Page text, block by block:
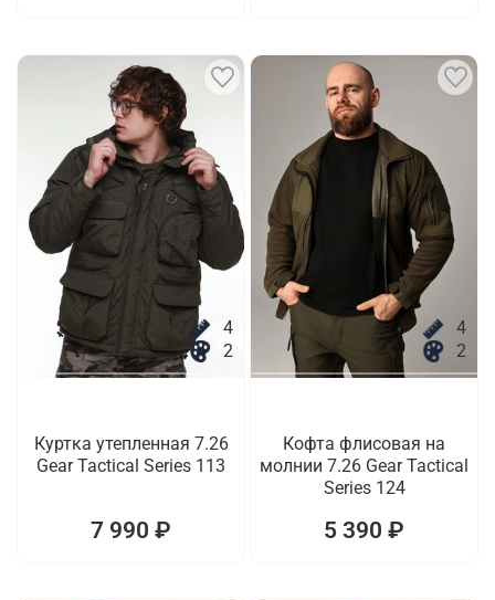
4
2
Куртка утепленная 7.26
Gear Tactical Series 113
7 990 ₽
4
2
Кофта флисовая на
молнии 7.26 Gear Tactical
Series 124
5 390 ₽